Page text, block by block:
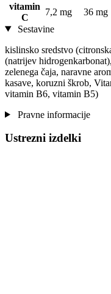
vitamin
C
7,2 mg
36 mg
Sestavine
kislinsko sredstvo
(natrijev
zelenega čaja, naravne
kasave, koruzni škrob,
vitamin B6, vitamin B5)
Pravne informacije
Ustrezni izdelki